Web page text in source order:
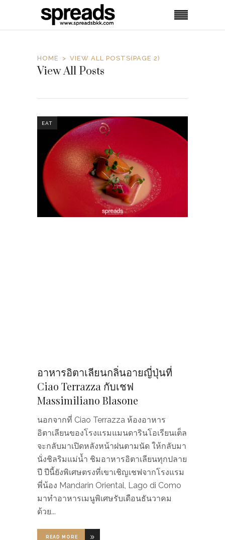
HOME VIEW ALL POSTS(PAGE 2)
View All Posts
EAT
อาหารอิตาเลียนกลิ่นอายญี่ปุ่นที่
Ciao Terrazza กับเชฟ
Massimiliano Blasone
นอกจากที่ Ciao Terrazza ห้องอาหาร
อิตาเลียนของโรงแรมแมนดารินโอเรียนเต็ล
จะกลับมาเปิดหลังหน้าฝนตามนัด ให้กลับมา
นั่งชิลริมแม่น้ำ ชิมอาหารอิตาเลียนทุกปลาย
ปี ปีนี้ยังพิเศษตรงที่เขาเชิญเชฟจากโรงแรม
พี่น้อง Mandarin Oriental, Lago di Como
มาทำอาหารเมนูพิเศษรับเดือนธันวาคม
ด้วย
READ MORE